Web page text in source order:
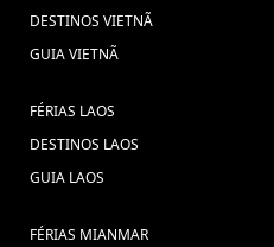
DESTINOS VIETNÃ
GUIA VIETNÃ
FÉRIAS LAOS
DESTINOS LAOS
GUIA LAOS
FÉRIAS MIANMAR